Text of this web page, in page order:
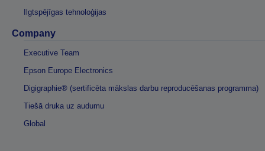
Ilgtspējīgas tehnoloģijas
Company
Executive Team
Epson Europe Electronics
Digigraphie® (sertificēta mākslas darbu reproducēšanas programma)
Tiešā druka uz audumu
Global